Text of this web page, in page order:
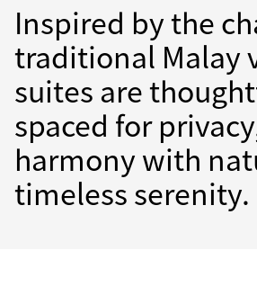
Inspired by the
traditional Malay
suites are
spaced for
harmony with
timeless serenity.